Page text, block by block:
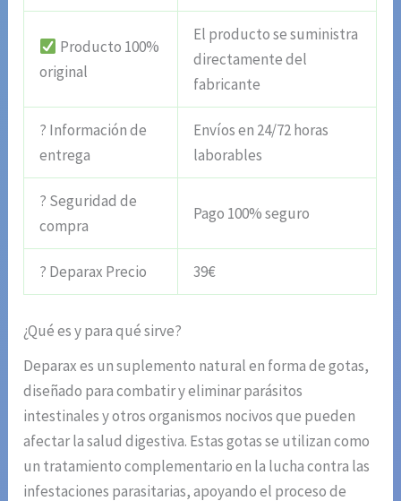
Producto 100%
original
El producto se suministra
directamente del
fabricante
? Información de
entrega
Envíos en 24/72 horas
laborables
? Seguridad de
compra
Pago 100% seguro
? Deparax Precio 39€
¿Qué es y para qué sirve?
Deparax es un suplemento natural en forma de gotas,
diseñado para combatir y eliminar parásitos
intestinales y otros organismos nocivos que pueden
afectar la salud digestiva. Estas gotas se utilizan como
un tratamiento complementario en la lucha contra las
infestaciones parasitarias, apoyando el proceso de